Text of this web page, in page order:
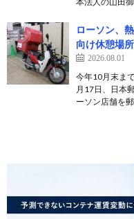
ローソン、
向け休憩場
2026.08.01
今年10月末ま
月17日、日本
ーソン店舗を